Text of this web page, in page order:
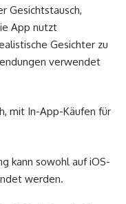
Gesichtstausch,
App nutzt
Gesichter zu
verwendet
mit In-App-Käufen für
kann sowohl auf iOS-
werden.